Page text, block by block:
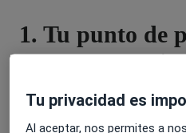
1. Tu punto de
está la salud
consulta?
Tu privacidad es
Al aceptar, nos permites a